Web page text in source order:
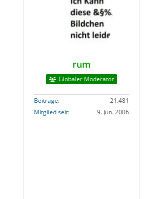
rum
Globaler Moderator
Beiträge
21.481
Mitglied seit
9. Jun. 2006